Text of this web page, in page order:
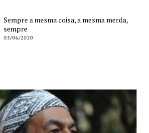
Sempre a mesma coisa, a mesma merda,
sempre
03/06/2020